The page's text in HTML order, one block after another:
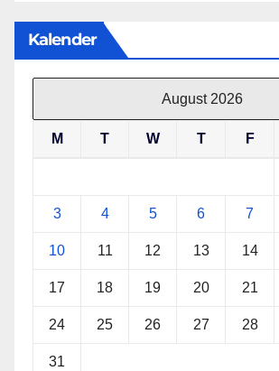
Kalender
August 2026
M T W T F
3 4 5 6 7
10 11 12 13 14
17 18 19 20 21
24 25 26 27 28
31